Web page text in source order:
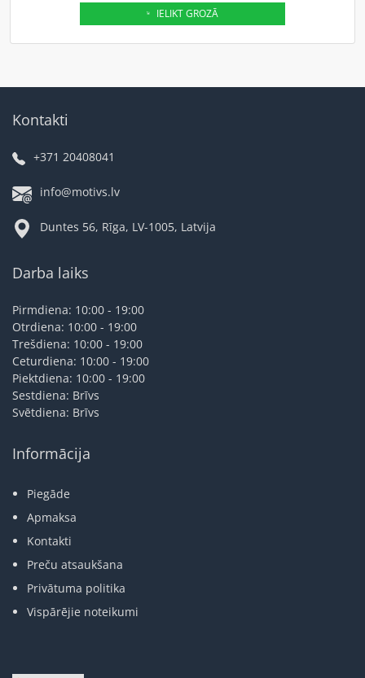
IELIKT GROZĀ
Kontakti
+371 20408041
info@motivs.lv
Duntes 56, Rīga, LV-1005, Latvija
Darba laiks
Pirmdiena: 10:00 - 19:00
Otrdiena: 10:00 - 19:00
Trešdiena: 10:00 - 19:00
Ceturdiena: 10:00 - 19:00
Piektdiena: 10:00 - 19:00
Sestdiena: Brīvs
Svētdiena: Brīvs
Informācija
Piegāde
Apmaksa
Kontakti
Preču atsaukšana
Privātuma politika
Vispārējie noteikumi